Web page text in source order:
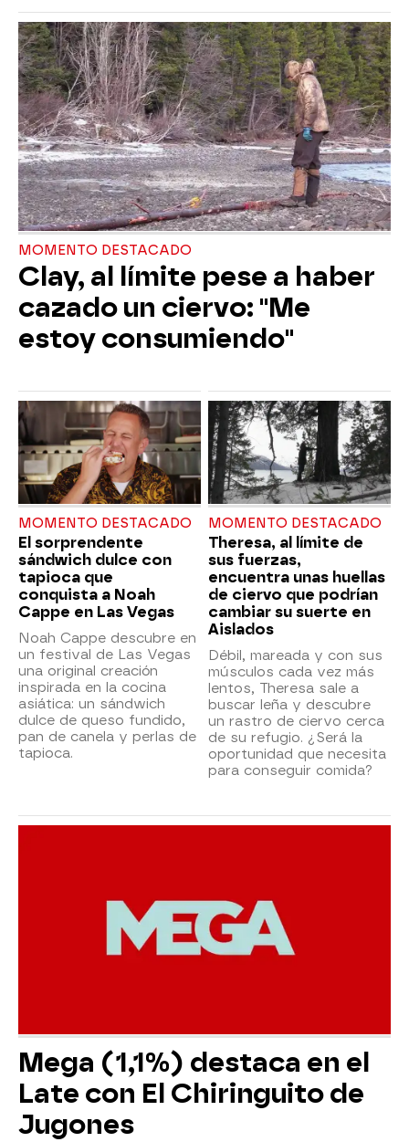
MOMENTO DESTACADO
Clay, al límite pese a haber
cazado un ciervo: "Me
estoy consumiendo"
MOMENTO DESTACADO
El sorprendente
sándwich dulce con
tapioca que
conquista a Noah
Cappe en Las Vegas
Noah Cappe descubre en
un festival de Las Vegas
una original creación
inspirada en la cocina
asiática: un sándwich
dulce de queso fundido,
pan de canela y perlas de
tapioca.
MOMENTO DESTACADO
Theresa, al límite de
sus fuerzas,
encuentra unas huellas
de ciervo que podrían
cambiar su suerte en
Aislados
Débil, mareada y con sus
músculos cada vez más
lentos, Theresa sale a
buscar leña y descubre
un rastro de ciervo cerca
de su refugio. ¿Será la
oportunidad que necesita
para conseguir comida?
Mega (1,1%) destaca en el
Late con El Chiringuito de
Jugones